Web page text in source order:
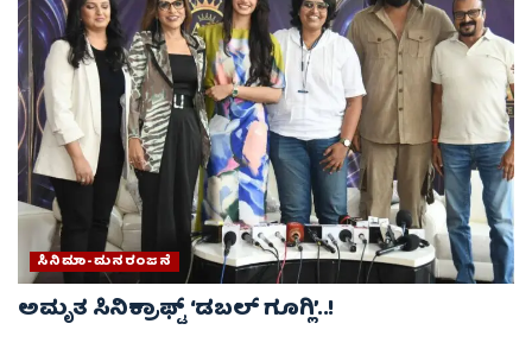
ಸಿನಿಮಾ-ಮನರಂಜನೆ
ಅಮೃತ ಸಿನಿಕ್ರಾಫ್ಟ್ ‘ಡಬಲ್ ಗೂಗ್ಲಿ’..!